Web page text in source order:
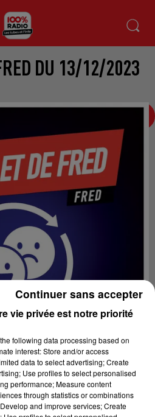
DU 13/12/2023
vie privée est notre priorité
following data processing based on
interest: Store and/or access
data to select advertising; Create
Use profiles to select personalised
performance; Measure content
through statistics or combinations
and improve services; Create
Continuer sans accepter